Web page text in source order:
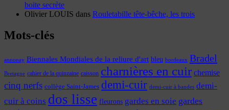
boite secrète
Olivier LOUIS dans Rouletabille tête-bêche, les trois
Mots-clés
annonay Biennales Mondiales de la reliure d'art bleu bordeaux Bradel
Bretagne cahier de la quinzaine caisson charnières en cuir chemise
cinq nerfs collège Saint-James demi-cuir demi-cuir à bandes demi-
cuir à coins dos lisse fleurons gardes en soie gardes